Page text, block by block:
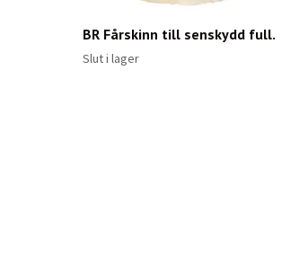
BR Fårskinn till senskydd full.
Slut i lager